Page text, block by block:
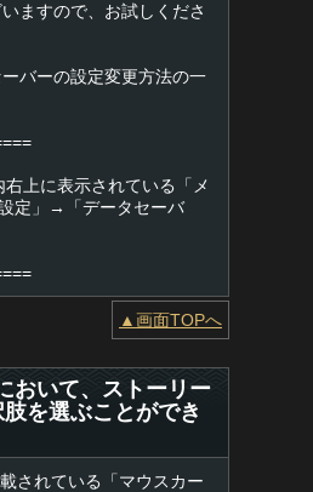
ますので、お試しくださ
バーの設定変更方法の一
上に表示されている「メ
定」→「データセーバ
▲画面TOPへ
おいて、ストーリー
を選ぶことができ
されている「マウスカー